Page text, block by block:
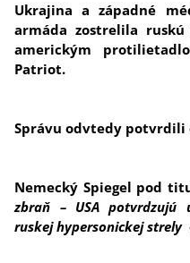
Ukrajina a západné
armáda zostrelila
americkým
Patriot.
Správu odvtedy potvrdili
Nemecký Spiegel pod
zbraň – USA potvrdzujú
ruskej hypersonickej strely